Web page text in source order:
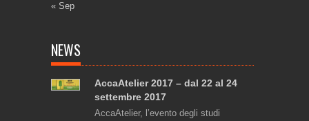
« Sep
NEWS
AccaAtelier 2017 – dal 22 al 24
settembre 2017
AccaAtelier, l’evento degli studi